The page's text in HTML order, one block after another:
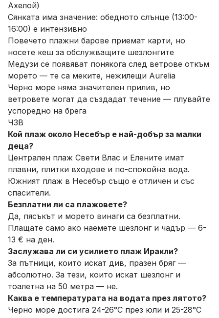
Ахелой)
Сянката има значение: обедното слънце (13:00-
16:00) е интензивно
Повечето плажни барове приемат карти, но
носете кеш за обслужващите шезлонгите
Медузи се появяват понякога след ветрове откъм
морето — те са меките, нежилещи Aurelia
Черно море няма значителен прилив, но
ветровете могат да създадат течение — плувайте
успоредно на брега
ЧЗВ
Кой плаж около Несебър е най-добър за малки
деца?
Централен плаж Свети Влас и Елените имат
плавни, плитки входове и по-спокойна вода.
Южният плаж в Несебър също е отличен и със
спасители.
Безплатни ли са плажовете?
Да, пясъкът и морето винаги са безплатни.
Плащате само ако наемете шезлонг и чадър — 6-
13 € на ден.
Заслужава ли си усилието плаж Иракли?
За пътници, които искат див, празен бряг —
абсолютно. За тези, които искат шезлонг и
тоалетна на 50 метра — не.
Каква е температурата на водата през лятото?
Черно море достига 24-26°C през юли и 25-28°C